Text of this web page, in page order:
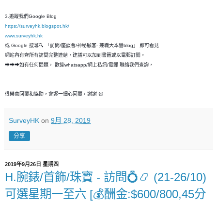
3.追蹤我們Google Blog
https://surveyhk.blogspot.hk/
www.surveyhk.hk
或 Google 搜尋🔍 「訪問/座談會/神秘顧客- 兼職大本營blog」 即可看見
網站內有齊所有訪問完整連結，建議可以加到書籤或以電郵訂閱。
➡➡➡如有任何問題， 歡迎whatsapp/網上私訊/電郵 聯絡我們查詢，
很樂意回覆和恊助，會逐一細心回覆，謝謝 😄
SurveyHK on 9月 28, 2019
分享
2019年9月26日 星期四
H.腕錶/首飾/珠寶 - 訪問💍📿 (21-26/10)
可選星期一至六 [💰酬金:$600/800,45分